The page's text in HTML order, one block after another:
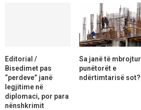
Editorial /
Bisedimet pas
“perdeve” janë
legjitime në
diplomaci, por para
nënshkrimit
Sa janë të mbrojtur
punëtorët e
ndërtimtarisë sot?